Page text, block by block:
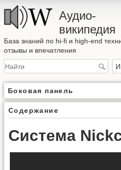
Аудио-
википедия
База знаний по hi-fi и high-end
отзывы и впечатления
Боковая панель
Содержание
Система